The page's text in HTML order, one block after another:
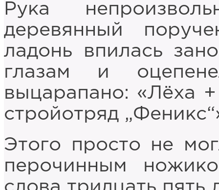
Рука
деревянный
ладонь впилась
глазам и
выцарапано: «Лёха
стройотряд
Этого просто не
перочинным